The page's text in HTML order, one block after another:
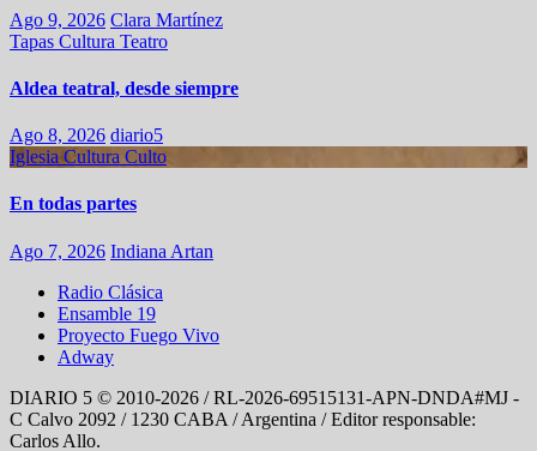
Ago 9, 2026 Clara Martínez
Tapas Cultura Teatro
Aldea teatral, desde siempre
Ago 8, 2026 diario5
Iglesia Cultura Culto
En todas partes
Ago 7, 2026 Indiana Artan
Radio Clásica
Ensamble 19
Proyecto Fuego Vivo
Adway
DIARIO 5 © 2010-2026 / RL-2026-69515131-APN-DNDA#MJ -
C Calvo 2092 / 1230 CABA / Argentina / Editor responsable:
Carlos Allo.